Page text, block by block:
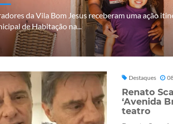
da Vila Bom Jesus receberam uma ação
de Habitação na...
Destaques
Renato
‘Avenida
teatro